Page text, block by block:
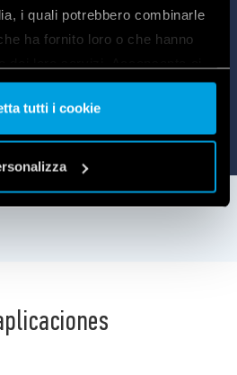
i quali potrebbero combinarle
ha fornito loro o che hanno
ad utilizzare il nostro sito web.
completa
tutti i cookie